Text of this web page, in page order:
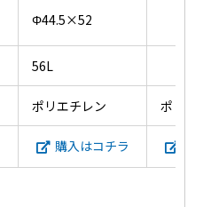
Φ44.5×52
56L
ポリエチレン ポリエ
購入はコチラ